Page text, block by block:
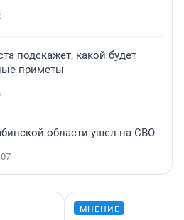
подскажет, какой будет
приметы
области ушел на СВО
МНЕНИЕ